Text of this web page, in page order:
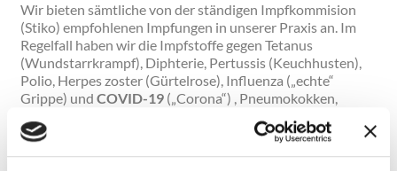
Wir bieten sämtliche von der ständigen Impfkommision
(Stiko) empfohlenen Impfungen in unserer Praxis an. Im
Regelfall haben wir die Impfstoffe gegen Tetanus
(Wundstarrkrampf), Diphterie, Pertussis (Keuchhusten),
Polio, Herpes zoster (Gürtelrose), Influenza („echte“
Grippe) undCOVID-19 („Corona“) , Pneumokokken,
Sollten Sie (z. B. für eine Reise) eine andere Impfung